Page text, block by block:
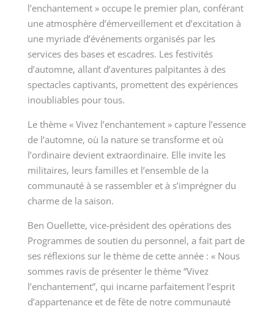
l’enchantement » occupe le premier plan, conférant
une atmosphère d’émerveillement et d’excitation à
une myriade d’événements organisés par les
services des bases et escadres. Les festivités
d’automne, allant d’aventures palpitantes à des
spectacles captivants, promettent des expériences
inoubliables pour tous.
Le thème « Vivez l’enchantement » capture l’essence
de l’automne, où la nature se transforme et où
l’ordinaire devient extraordinaire. Elle invite les
militaires, leurs familles et l’ensemble de la
communauté à se rassembler et à s’imprégner du
charme de la saison.
Ben Ouellette, vice-président des opérations des
Programmes de soutien du personnel, a fait part de
ses réflexions sur le thème de cette année : « Nous
sommes ravis de présenter le thème “Vivez
l’enchantement”, qui incarne parfaitement l’esprit
d’appartenance et de fête de notre communauté